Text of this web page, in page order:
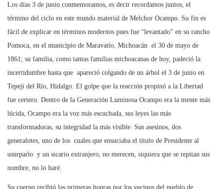
Los días 3 de junio conmemoramos, es decir recordamos juntos, el
término del ciclo en este mundo material de Melchor Ocampo. Su fin es
fácil de explicar en términos modernos pues fue “levantado” en su rancho
Pomoca, en el municipio de Maravatío, Michoacán el 30 de mayo de
1861; su familia, como tantas familias michoacanas de hoy, padeció la
incertidumbre hasta que apareció colgando de un árbol el 3 de junio en
Tepeji del Río, Hidalgo. El golpe que la reacción propinó a la Libertad
fue certero. Dentro de la Generación Luminosa Ocampo era la mente más
lúcida, Ocampo era la voz más escuchada, sus leyes las más
transformadoras, su integridad la más visible. Sus asesinos, dos
generalotes, uno de los cuales que ensuciaba el título de Presidente al
usurparlo y un sicario extranjero, no merecen, siquiera que se repitan sus
nombre, no lo haré.
Su cuerpo recibió las primeras honras por los vecinos del pueblo de